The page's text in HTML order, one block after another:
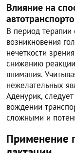
Влияние на
В период терапии
возникновения
нечеткости
снижению
внимания.
нежелательных
Аденурик,
вождении
сложными и
Применение